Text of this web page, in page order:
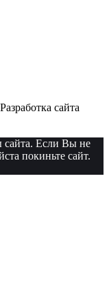
сайта
сайта. Если Вы не
покиньте сайт.